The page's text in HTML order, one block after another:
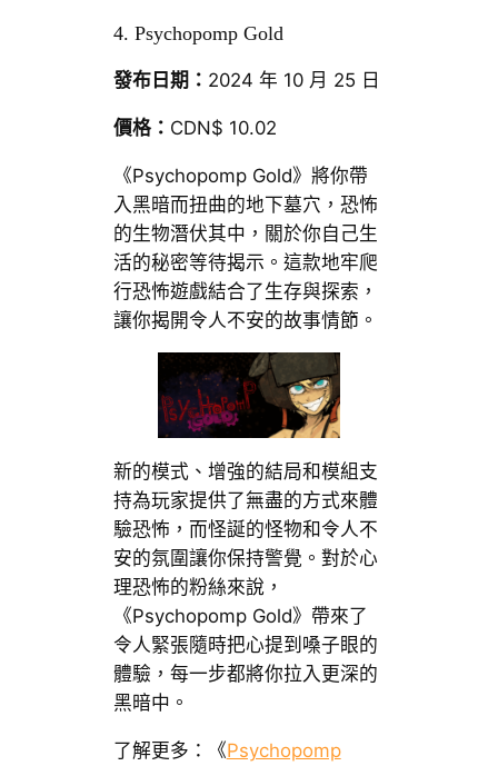
4. Psychopomp Gold
發布日期： 2024 年 10 月 25 日
價格： CDN$ 10.02
《Psychopomp Gold》將你帶
入黑暗而扭曲的地下墓穴，恐怖
的生物潛伏其中，關於你自己生
活的秘密等待揭示。這款地牢爬
行恐怖遊戲結合了生存與探索，
讓你揭開令人不安的故事情節。
新的模式、增強的結局和模組支
持為玩家提供了無盡的方式來體
驗恐怖，而怪誕的怪物和令人不
安的氛圍讓你保持警覺。對於心
理恐怖的粉絲來說，
《Psychopomp Gold》帶來了
令人緊張隨時把心提到嗓子眼的
體驗，每一步都將你拉入更深的
黑暗中。
了解更多：《Psychopomp